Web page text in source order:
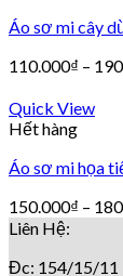
Áo sơ mi cây
110.000₫ –
Quick View
Hết hàng
Áo sơ mi họa
150.000₫ –
Liên Hệ:
Đc: 154/15/11